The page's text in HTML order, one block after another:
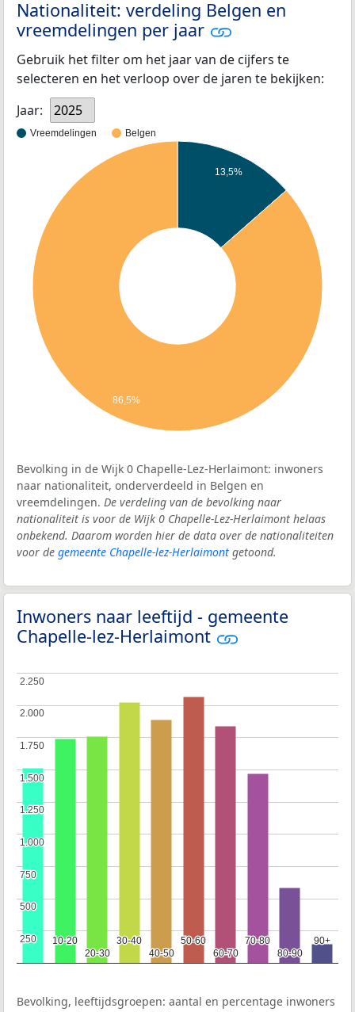
Nationaliteit: verdeling Belgen en
vreemdelingen per jaar
Gebruik het filter om het jaar van de cijfers te
selecteren en het verloop over de jaren te bekijken:
Jaar:
2025
Vreemdelingen Belgen
13,5%
86,5%
Bevolking in de Wijk 0 Chapelle-Lez-Herlaimont: inwoners
naar nationaliteit, onderverdeeld in Belgen en
vreemdelingen. De verdeling van de bevolking naar
nationaliteit is voor de Wijk 0 Chapelle-Lez-Herlaimont helaas
onbekend. Daarom worden hier de data over de nationaliteiten
voor de gemeente Chapelle-lez-Herlaimont getoond.
Inwoners naar leeftijd - gemeente
Chapelle-lez-Herlaimont
10-20
10-20
20-30
20-30
30-40
30-40
40-50
40-50
50-60
50-60
60-70
60-70
70-80
70-80
80-90
80-90
90+
90+
250
250
500
500
750
750
1.000
1.000
1.250
1.250
1.500
1.500
1.750
1.750
2.000
2.000
2.250
2.250
Bevolking, leeftijdsgroepen: aantal en percentage inwoners